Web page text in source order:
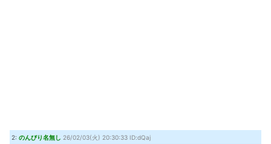
2: のんびり名無し 26/02/03(火) 20:30:33 ID:dQaj